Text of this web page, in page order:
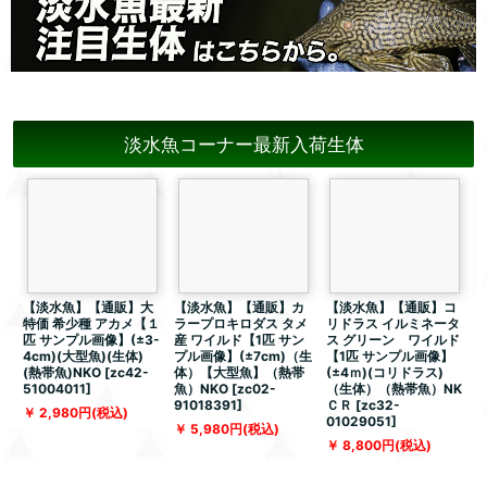
淡水魚コーナー最新入荷生体
【淡水魚】【通販】大
特価 希少種 アカメ【１
匹 サンプル画像】(±3-
4cm)(大型魚)(生体)
(熱帯魚)NKO [zc42-
51004011]
2,980円(税込)
【淡水魚】【通販】カ
ラープロキロダス タメ
産 ワイルド【1匹 サン
プル画像】(±7cm)（生
体）【大型魚】（熱帯
魚）NKO [zc02-
91018391]
5,980円(税込)
【淡水魚】【通販】コ
リドラス イルミネータ
ス グリーン ワイルド
【1匹 サンプル画像】
(±4ｍ)(コリドラス)
（生体）（熱帯魚）NK
ＣＲ [zc32-
01029051]
8,800円(税込)